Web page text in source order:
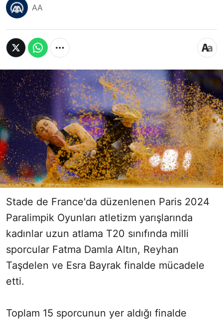
AA
Stade de France'da düzenlenen Paris 2024
Paralimpik Oyunları atletizm yarışlarında
kadınlar uzun atlama T20 sınıfında milli
sporcular Fatma Damla Altın, Reyhan
Taşdelen ve Esra Bayrak finalde mücadele
etti.
Toplam 15 sporcunun yer aldığı finalde